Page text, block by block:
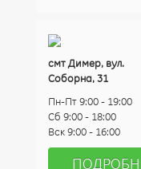
смт Димер, вул.
Соборна, 31
Пн-Пт 9:00 - 19:00
Сб 9:00 - 18:00
Вск 9:00 - 16:00